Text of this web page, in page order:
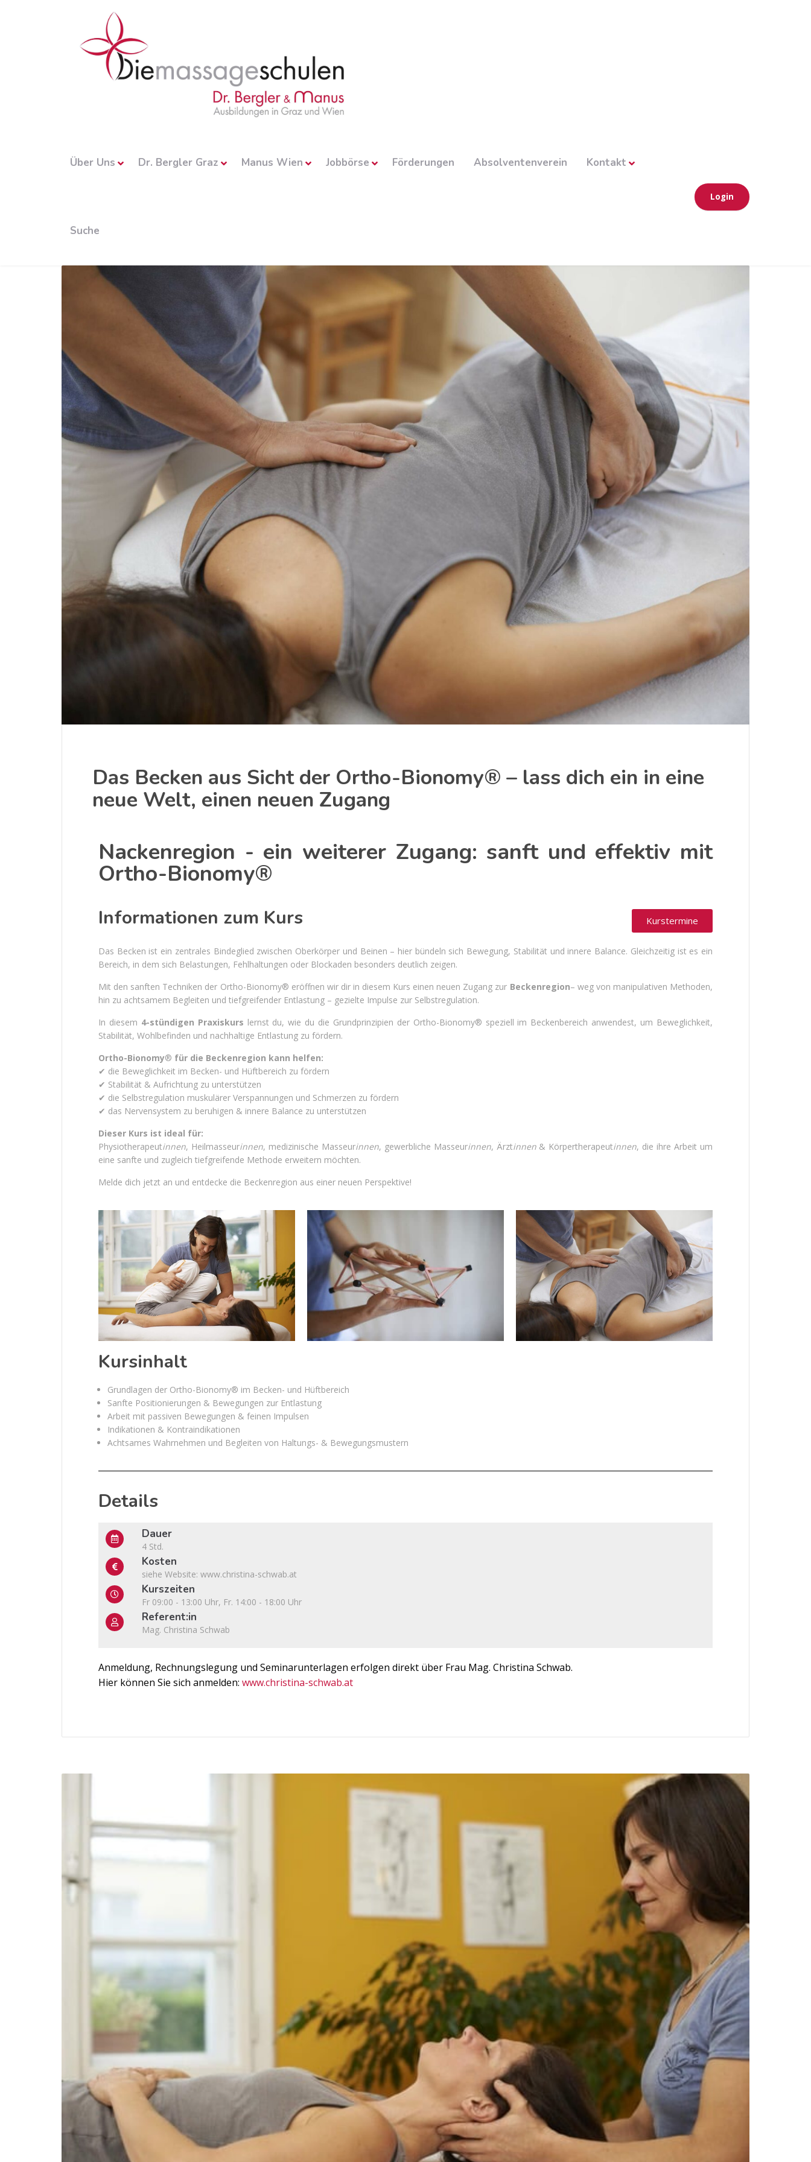
Über Uns Dr. Bergler Graz Manus Wien Jobbörse Förderungen Absolventenverein Kontakt
Suche
Login
Das Becken aus Sicht der Ortho-Bionomy® – lass dich ein in eine
neue Welt, einen neuen Zugang
Nackenregion - ein weiterer Zugang: sanft und effektiv mit
Ortho-Bionomy®
Informationen zum Kurs Kurstermine
Das Becken ist ein zentrales Bindeglied zwischen Oberkörper und Beinen – hier bündeln sich Bewegung, Stabilität und innere Balance. Gleichzeitig ist es ein
Bereich, in dem sich Belastungen, Fehlhaltungen oder Blockaden besonders deutlich zeigen.
Mit den sanften Techniken der Ortho-Bionomy® eröffnen wir dir in diesem Kurs einen neuen Zugang zur Beckenregion– weg von manipulativen Methoden,
hin zu achtsamem Begleiten und tiefgreifender Entlastung – gezielte Impulse zur Selbstregulation.
In diesem 4-stündigen Praxiskurs lernst du, wie du die Grundprinzipien der Ortho-Bionomy® speziell im Beckenbereich anwendest, um Beweglichkeit,
Stabilität, Wohlbefinden und nachhaltige Entlastung zu fördern.
Ortho-Bionomy® für die Beckenregion kann helfen:
✔ die Beweglichkeit im Becken- und Hüftbereich zu fördern
✔ Stabilität & Aufrichtung zu unterstützen
✔ die Selbstregulation muskulärer Verspannungen und Schmerzen zu fördern
✔ das Nervensystem zu beruhigen & innere Balance zu unterstützen
Dieser Kurs ist ideal für:
Physiotherapeutinnen, Heilmasseurinnen, medizinische Masseurinnen, gewerbliche Masseurinnen, Ärztinnen& Körpertherapeutinnen, die ihre Arbeit um
eine sanfte und zugleich tiefgreifende Methode erweitern möchten.
Melde dich jetzt an und entdecke die Beckenregion aus einer neuen Perspektive!
Kursinhalt
Grundlagen der Ortho-Bionomy® im Becken- und Hüftbereich
Sanfte Positionierungen & Bewegungen zur Entlastung
Arbeit mit passiven Bewegungen & feinen Impulsen
Indikationen & Kontraindikationen
Achtsames Wahrnehmen und Begleiten von Haltungs- & Bewegungsmustern
Details
Dauer
4 Std.
Kosten
siehe Website: www.christina-schwab.at
Kurszeiten
Fr 09:00 - 13:00 Uhr, Fr. 14:00 - 18:00 Uhr
Referent:in
Mag. Christina Schwab
Anmeldung, Rechnungslegung und Seminarunterlagen erfolgen direkt über Frau Mag. Christina Schwab.
Hier können Sie sich anmelden: www.christina-schwab.at